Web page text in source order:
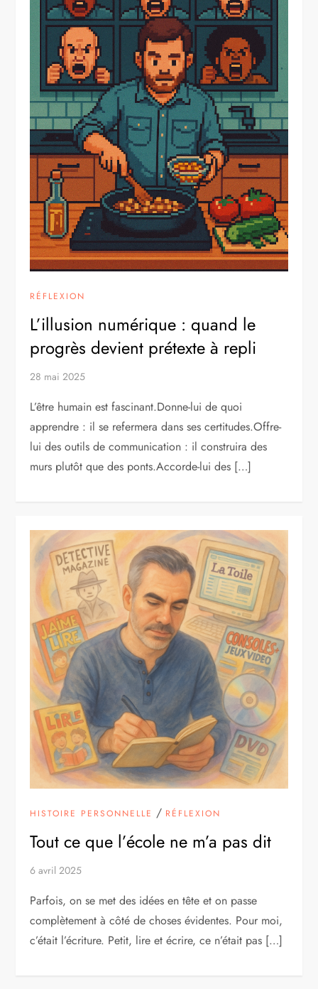
RÉFLEXION
L’illusion numérique : quand le
progrès devient prétexte à repli
28 mai 2025
L’être humain est fascinant.Donne-lui de quoi
apprendre : il se refermera dans ses certitudes.Offre-
lui des outils de communication : il construira des
murs plutôt que des ponts.Accorde-lui des […]
HISTOIRE PERSONNELLE / RÉFLEXION
Tout ce que l’école ne m’a pas dit
6 avril 2025
Parfois, on se met des idées en tête et on passe
complètement à côté de choses évidentes. Pour moi,
c’était l’écriture. Petit, lire et écrire, ce n’était pas […]